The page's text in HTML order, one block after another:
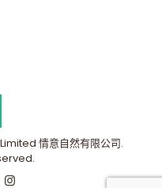
情意自然有限公司.